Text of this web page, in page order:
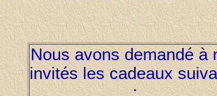
Nous avons demandé à
invités les cadeaux
: